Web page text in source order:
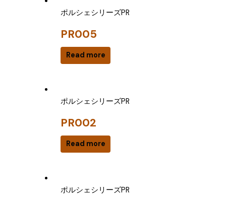
ポルシェシリーズPR
PR005
Read more
ポルシェシリーズPR
PR002
Read more
ポルシェシリーズPR